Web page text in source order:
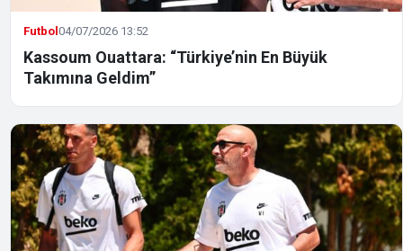
Futbol04/07/2026 13:52
Kassoum Ouattara: “Türkiye’nin En Büyük
Takımına Geldim”